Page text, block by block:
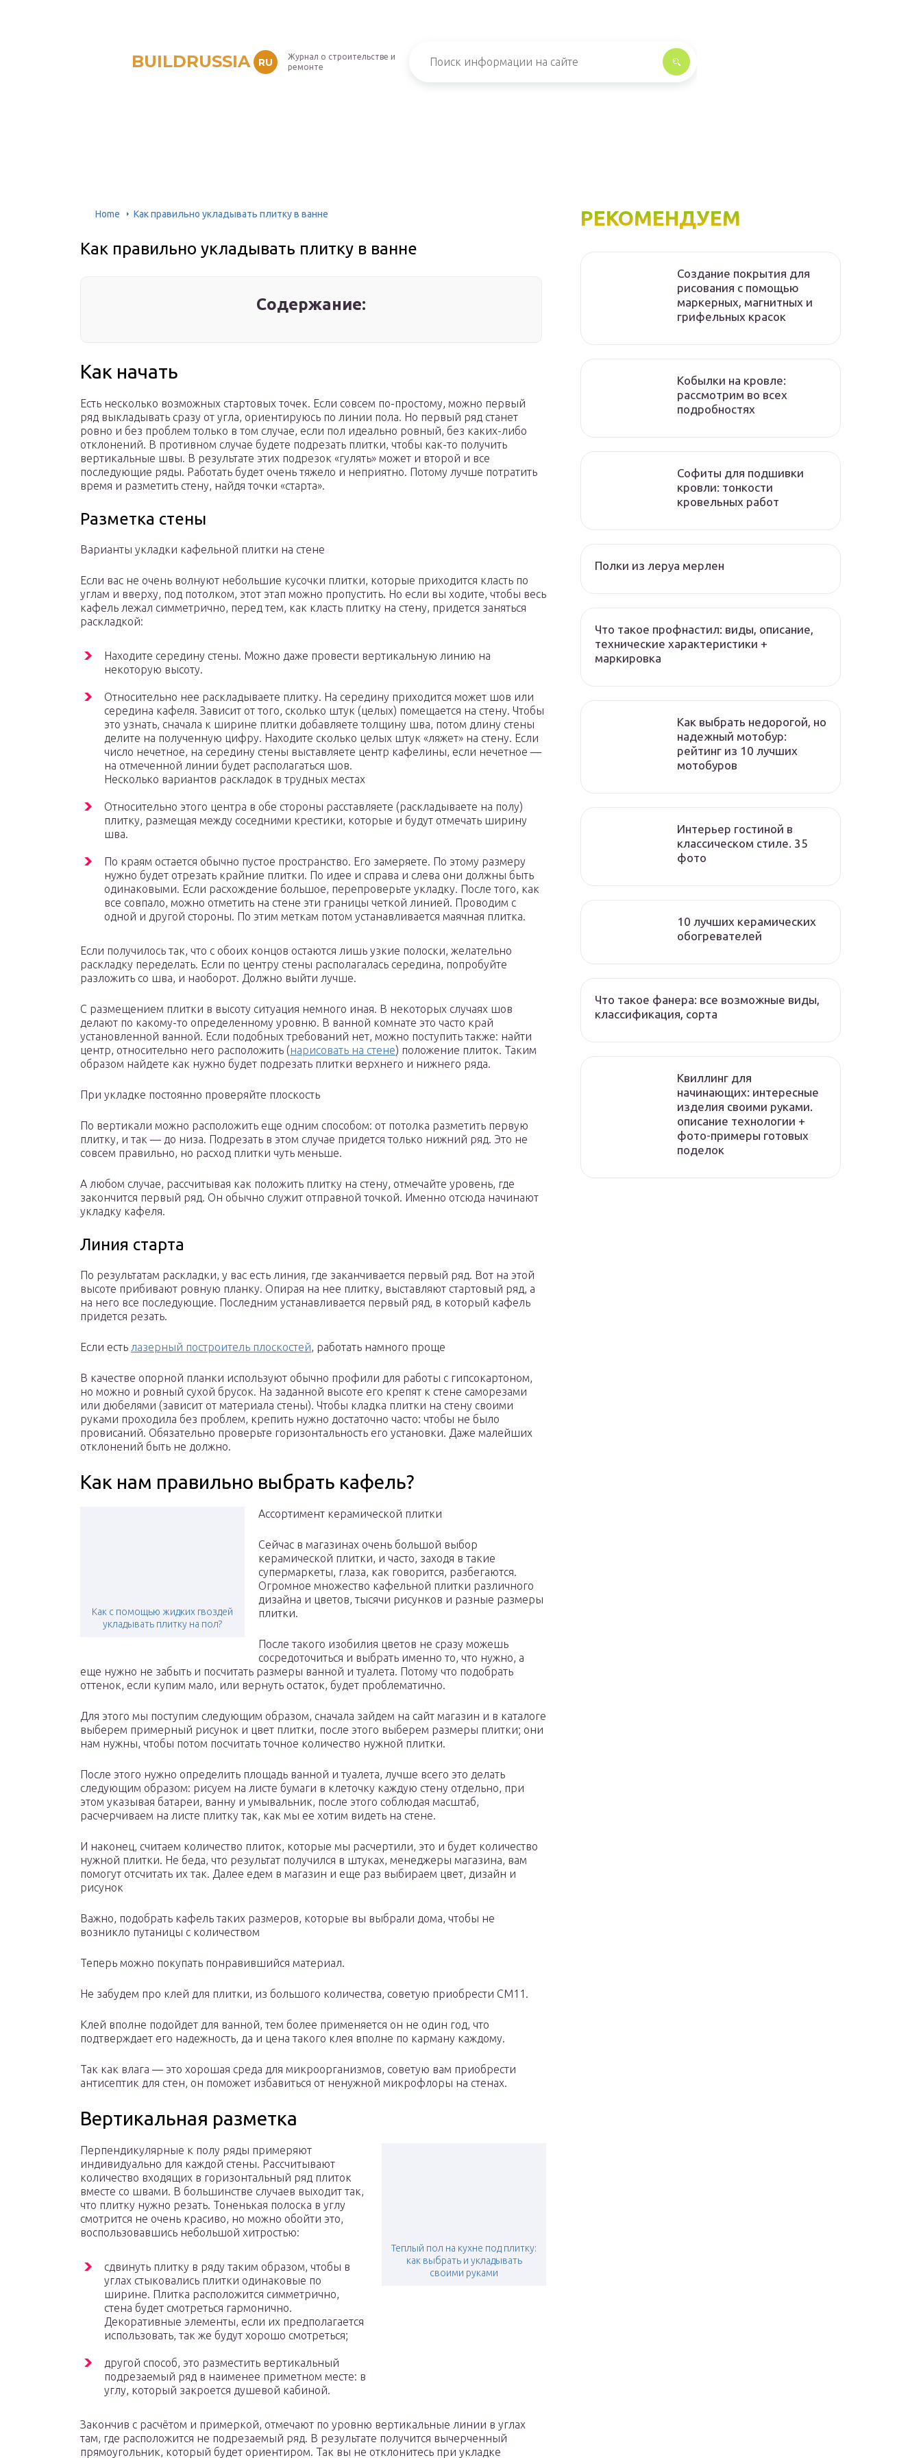
BUILDRUSSIA RU
Журнал о строительстве и
ремонте
Home Как правильно укладывать плитку в ванне
Как правильно укладывать плитку в ванне
Содержание:
Как начать
Есть несколько возможных стартовых точек. Если совсем по-простому, можно первый
ряд выкладывать сразу от угла, ориентируюсь по линии пола. Но первый ряд станет
ровно и без проблем только в том случае, если пол идеально ровный, без каких-либо
отклонений. В противном случае будете подрезать плитки, чтобы как-то получить
вертикальные швы. В результате этих подрезок «гулять» может и второй и все
последующие ряды. Работать будет очень тяжело и неприятно. Потому лучше потратить
время и разметить стену, найдя точки «старта».
Разметка стены
Варианты укладки кафельной плитки на стене
Если вас не очень волнуют небольшие кусочки плитки, которые приходится класть по
углам и вверху, под потолком, этот этап можно пропустить. Но если вы ходите, чтобы весь
кафель лежал симметрично, перед тем, как класть плитку на стену, придется заняться
раскладкой:
Находите середину стены. Можно даже провести вертикальную линию на
некоторую высоту.
Относительно нее раскладываете плитку. На середину приходится может шов или
середина кафеля. Зависит от того, сколько штук (целых) помещается на стену. Чтобы
это узнать, сначала к ширине плитки добавляете толщину шва, потом длину стены
делите на полученную цифру. Находите сколько целых штук «ляжет» на стену. Если
число нечетное, на середину стены выставляете центр кафелины, если нечетное —
на отмеченной линии будет располагаться шов.
Несколько вариантов раскладок в трудных местах
Относительно этого центра в обе стороны расставляете (раскладываете на полу)
плитку, размещая между соседними крестики, которые и будут отмечать ширину
шва.
По краям остается обычно пустое пространство. Его замеряете. По этому размеру
нужно будет отрезать крайние плитки. По идее и справа и слева они должны быть
одинаковыми. Если расхождение большое, перепроверьте укладку. После того, как
все совпало, можно отметить на стене эти границы четкой линией. Проводим с
одной и другой стороны. По этим меткам потом устанавливается маячная плитка.
Если получилось так, что с обоих концов остаются лишь узкие полоски, желательно
раскладку переделать. Если по центру стены располагалась середина, попробуйте
разложить со шва, и наоборот. Должно выйти лучше.
С размещением плитки в высоту ситуация немного иная. В некоторых случаях шов
делают по какому-то определенному уровню. В ванной комнате это часто край
установленной ванной. Если подобных требований нет, можно поступить также: найти
центр, относительно него расположить (нарисовать на стене) положение плиток. Таким
образом найдете как нужно будет подрезать плитки верхнего и нижнего ряда.
При укладке постоянно проверяйте плоскость
По вертикали можно расположить еще одним способом: от потолка разметить первую
плитку, и так — до низа. Подрезать в этом случае придется только нижний ряд. Это не
совсем правильно, но расход плитки чуть меньше.
А любом случае, рассчитывая как положить плитку на стену, отмечайте уровень, где
закончится первый ряд. Он обычно служит отправной точкой. Именно отсюда начинают
укладку кафеля.
Линия старта
По результатам раскладки, у вас есть линия, где заканчивается первый ряд. Вот на этой
высоте прибивают ровную планку. Опирая на нее плитку, выставляют стартовый ряд, а
на него все последующие. Последним устанавливается первый ряд, в который кафель
придется резать.
Если есть лазерный построитель плоскостей, работать намного проще
В качестве опорной планки используют обычно профили для работы с гипсокартоном,
но можно и ровный сухой брусок. На заданной высоте его крепят к стене саморезами
или дюбелями (зависит от материала стены). Чтобы кладка плитки на стену своими
руками проходила без проблем, крепить нужно достаточно часто: чтобы не было
провисаний. Обязательно проверьте горизонтальность его установки. Даже малейших
отклонений быть не должно.
Как нам правильно выбрать кафель?
Как с помощью жидких гвоздей
укладывать плитку на пол?
Ассортимент керамической плитки
Сейчас в магазинах очень большой выбор
керамической плитки, и часто, заходя в такие
супермаркеты, глаза, как говорится, разбегаются.
Огромное множество кафельной плитки различного
дизайна и цветов, тысячи рисунков и разные размеры
плитки.
После такого изобилия цветов не сразу можешь
сосредоточиться и выбрать именно то, что нужно, а
еще нужно не забыть и посчитать размеры ванной и туалета. Потому что подобрать
оттенок, если купим мало, или вернуть остаток, будет проблематично.
Для этого мы поступим следующим образом, сначала зайдем на сайт магазин и в каталоге
выберем примерный рисунок и цвет плитки, после этого выберем размеры плитки; они
нам нужны, чтобы потом посчитать точное количество нужной плитки.
После этого нужно определить площадь ванной и туалета, лучше всего это делать
следующим образом: рисуем на листе бумаги в клеточку каждую стену отдельно, при
этом указывая батареи, ванну и умывальник, после этого соблюдая масштаб,
расчерчиваем на листе плитку так, как мы ее хотим видеть на стене.
И наконец, считаем количество плиток, которые мы расчертили, это и будет количество
нужной плитки. Не беда, что результат получился в штуках, менеджеры магазина, вам
помогут отсчитать их так. Далее едем в магазин и еще раз выбираем цвет, дизайн и
рисунок
Важно, подобрать кафель таких размеров, которые вы выбрали дома, чтобы не
возникло путаницы с количеством
Теперь можно покупать понравившийся материал.
Не забудем про клей для плитки, из большого количества, советую приобрести СМ11.
Клей вполне подойдет для ванной, тем более применяется он не один год, что
подтверждает его надежность, да и цена такого клея вполне по карману каждому.
Так как влага — это хорошая среда для микроорганизмов, советую вам приобрести
антисептик для стен, он поможет избавиться от ненужной микрофлоры на стенах.
Вертикальная разметка
Теплый пол на кухне под плитку:
как выбрать и укладывать
своими руками
Перпендикулярные к полу ряды примеряют
индивидуально для каждой стены. Рассчитывают
количество входящих в горизонтальный ряд плиток
вместе со швами. В большинстве случаев выходит так,
что плитку нужно резать. Тоненькая полоска в углу
смотрится не очень красиво, но можно обойти это,
воспользовавшись небольшой хитростью:
сдвинуть плитку в ряду таким образом, чтобы в
углах стыковались плитки одинаковые по
ширине. Плитка расположится симметрично,
стена будет смотреться гармонично.
Декоративные элементы, если их предполагается
использовать, так же будут хорошо смотреться;
другой способ, это разместить вертикальный
подрезаемый ряд в наименее приметном месте: в
углу, который закроется душевой кабиной.
Закончив с расчётом и примеркой, отмечают по уровню вертикальные линии в углах
там, где расположится не подрезаемый ряд. В результате получится вычерченный
прямоугольник, который будет ориентиром. Так вы не отклонитесь при укладке
РЕКОМЕНДУЕМ
Создание покрытия для
рисования с помощью
маркерных, магнитных и
грифельных красок
Кобылки на кровле:
рассмотрим во всех
подробностях
Софиты для подшивки
кровли: тонкости
кровельных работ
Полки из леруа мерлен
Что такое профнастил: виды, описание,
технические характеристики +
маркировка
Как выбрать недорогой, но
надежный мотобур:
рейтинг из 10 лучших
мотобуров
Интерьер гостиной в
классическом стиле. 35
фото
10 лучших керамических
обогревателей
Что такое фанера: все возможные виды,
классификация, сорта
Квиллинг для
начинающих: интересные
изделия своими руками.
описание технологии +
фото-примеры готовых
поделок